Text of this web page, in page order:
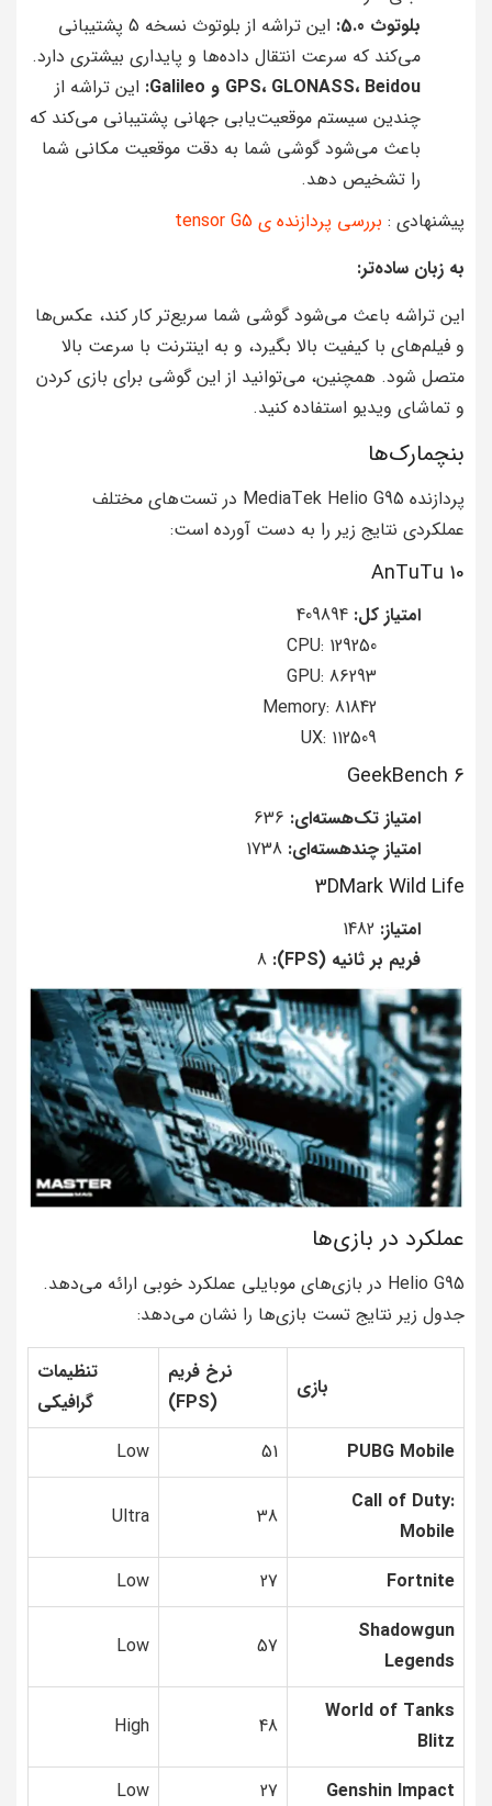
بلوتوث 5.0:
این تراشه از بلوتوث نسخه 5 پشتیبانی
می‌کند که سرعت انتقال داده‌ها و پایداری بیشتری دارد.
GPS، GLONASS، Beidou و Galileo:
این تراشه از
چندین سیستم موقعیت‌یابی جهانی پشتیبانی می‌کند که
باعث می‌شود گوشی شما به دقت موقعیت مکانی شما
را تشخیص دهد.
پیشنهادی : بررسی پردازنده ی tensor G5
به زبان ساده‌تر:
این تراشه باعث می‌شود گوشی شما سریع‌تر کار کند، عکس‌ها
و فیلم‌های با کیفیت بالا بگیرد، و به اینترنت با سرعت بالا
متصل شود. همچنین، می‌توانید از این گوشی برای بازی کردن
و تماشای ویدیو استفاده کنید.
بنچمارک‌ها
پردازنده MediaTek Helio G95 در تست‌های مختلف
عملکردی نتایج زیر را به دست آورده است:
AnTuTu 10
امتیاز کل:
CPU: 129250
GPU: 86293
Memory: 81842
UX: 112509
GeekBench 6
امتیاز تک‌هسته‌ای:
امتیاز چندهسته‌ای:
3DMark Wild Life
امتیاز:
فریم بر ثانیه (FPS):
عملکرد در بازی‌ها
Helio G95 در بازی‌های موبایلی عملکرد خوبی ارائه می‌دهد.
جدول زیر نتایج تست بازی‌ها را نشان می‌دهد:
بازی
نرخ فریم
(FPS)
تنظیمات
گرافیکی
PUBG Mobile
51
Low
Call of Duty:
Mobile
38
Ultra
Fortnite
27
Low
Shadowgun
Legends
57
Low
World of Tanks
Blitz
48
High
Genshin Impact
27
Low